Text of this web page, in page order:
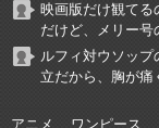
映画版だけ観てる
だけど、メリー号
ルフィ対ウソッ
立だから、胸が痛
アニメ、 ワンピース